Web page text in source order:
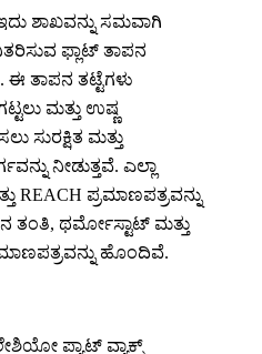
ಶಾಖವನ್ನು ಸಮವಾಗಿ
ಫ್ಲಾಟ್ ತಾಪನ
ಈ ತಾಪನ ತಟ್ಟೆಗಳು
ಮತ್ತು ಉಷ್ಣ
ಸುರಕ್ಷಿತ ಮತ್ತು
ನೀಡುತ್ತವೆ. ಎಲ್ಲಾ
REACH ಪ್ರಮಾಣಪತ್ರವನ್ನು
ತಂತಿ, ಥರ್ಮೋಸ್ಟಾಟ್ ಮತ್ತು
ಹೊಂದಿವೆ.